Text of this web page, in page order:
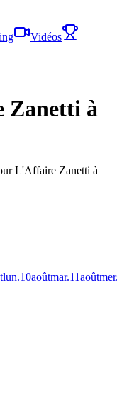
Vidéos
Zanetti à
L'Affaire Zanetti à
lun.10aoûtmar.11août